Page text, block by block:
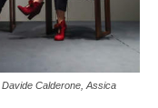
Calderone, Assica